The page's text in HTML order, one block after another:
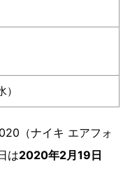
（ナイキ エアフォ
は2020年2月19日